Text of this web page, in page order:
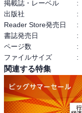
掲載誌・レーベル
:
出版社
:
Reader Store発売日
:
書誌発売日
:
ページ数
:
ファイルサイズ
:
関連する特集